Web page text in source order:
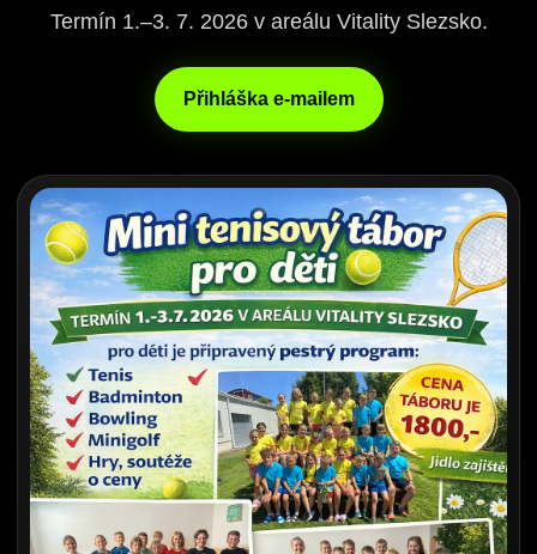
Termín 1.–3. 7. 2026 v areálu Vitality Slezsko.
Přihláška e-mailem